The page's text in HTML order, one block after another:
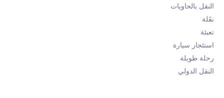
النقل بالحاويات
نقَلة
تعبئة
استئجار سيارة
رحلة طويلة
النقل الدولي